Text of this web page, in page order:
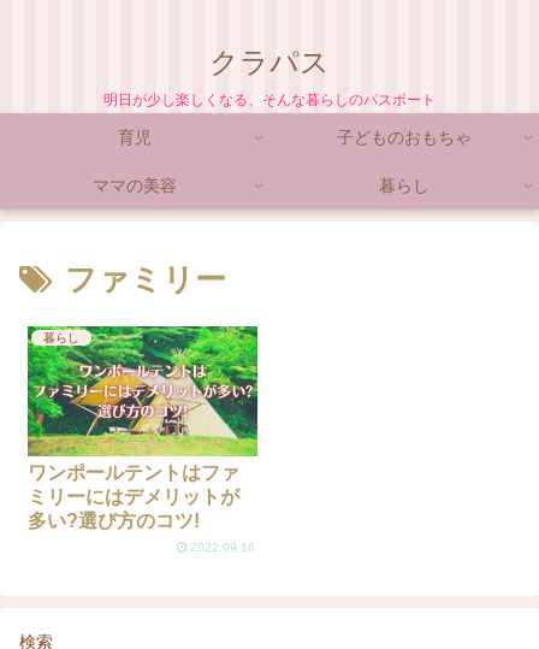
クラパス
明日が少し楽しくなる、そんな暮らしのパスポート
育児 子どものおもちゃ
ママの美容 暮らし
ファミリー
暮らし
ワンポールテントはファ
ミリーにはデメリットが
多い?選び方のコツ!
2022.09.16
検索